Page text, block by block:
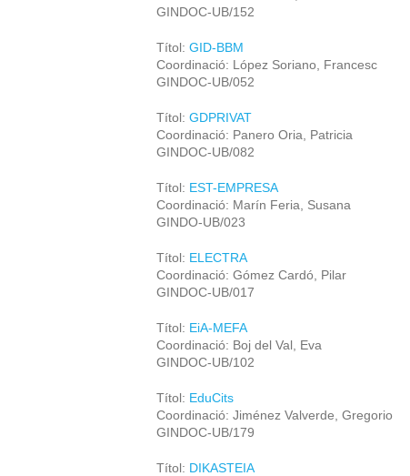
GINDOC-UB/152
Títol: GID-BBM
Coordinació: López Soriano, Francesc
GINDOC-UB/052
Títol: GDPRIVAT
Coordinació: Panero Oria, Patricia
GINDOC-UB/082
Títol: EST-EMPRESA
Coordinació: Marín Feria, Susana
GINDO-UB/023
Títol: ELECTRA
Coordinació: Gómez Cardó, Pilar
GINDOC-UB/017
Títol: EiA-MEFA
Coordinació: Boj del Val, Eva
GINDOC-UB/102
Títol: EduCits
Coordinació: Jiménez Valverde, Gregorio
GINDOC-UB/179
Títol: DIKASTEIA